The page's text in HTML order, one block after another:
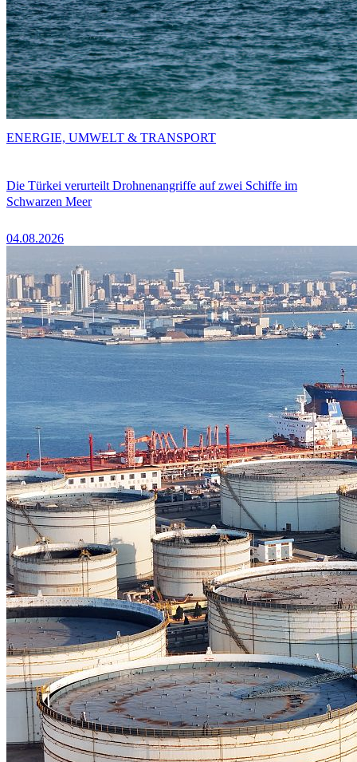
Die Türkei verurteilt Drohnenangriffe auf zwei Schiffe im
Schwarzen Meer
04.08.2026
ENERGIE, UMWELT & TRANSPORT